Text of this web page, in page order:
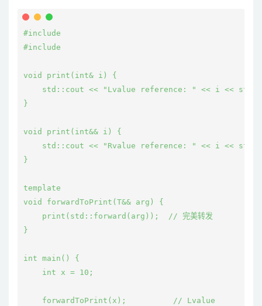
#include
#include
void print(int& i) {
std::cout << "Lvalue reference: " << i <<
}
void print(int&& i) {
std::cout << "Rvalue reference: " << i <<
}
template
void forwardToPrint(T&& arg) {
    print(std::forward
(arg));  // 完美转发
}
int main() {
    int x = 10;
    forwardToPrint(x);          // Lvalue